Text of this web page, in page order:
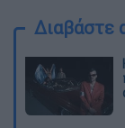
Διαβάστε